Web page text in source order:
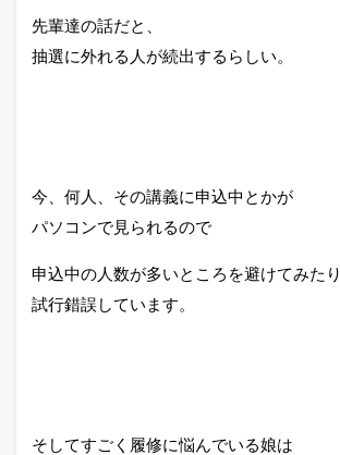
先輩達の話だと、
抽選に外れる人が続出するらしい。
今、何人、その講義に申込中とかが
パソコンで見られるので
申込中の人数が多いところを避けてみたり
試行錯誤しています。
そしてすごく履修に悩んでいる娘は